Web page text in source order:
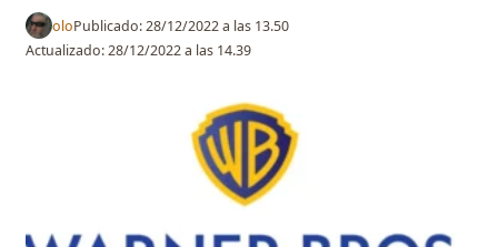
oloPublicado:28/12/2022 a las 13.50
Actualizado:28/12/2022 a las 14.39